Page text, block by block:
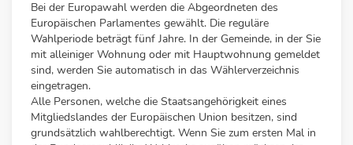
Bei der Europawahl werden die Abgeordneten des
Europäischen Parlamentes gewählt. Die reguläre
Wahlperiode beträgt fünf Jahre. In der Gemeinde, in der Sie
mit alleiniger Wohnung oder mit Hauptwohnung gemeldet
sind, werden Sie automatisch in das Wählerverzeichnis
eingetragen.
Alle Personen, welche die Staatsangehörigkeit eines
Mitgliedslandes der Europäischen Union besitzen, sind
grundsätzlich wahlberechtigt. Wenn Sie zum ersten Mal in